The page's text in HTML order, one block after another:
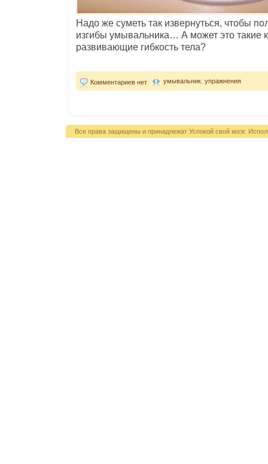
Надо же суметь так извернуться, чтобы
изгибы умывальника… А может это такие
развивающие гибкость тела?
Комментариев нет умывальник упражнения
Все права защищены и принадлежат Успокой свой мозг.